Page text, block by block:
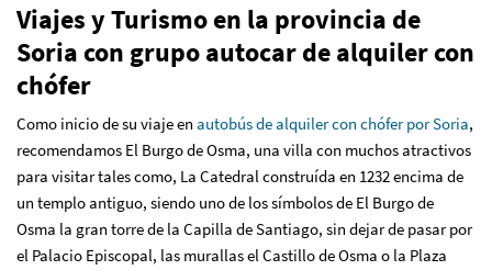
Viajes y Turismo en la provincia de
Soria con grupo autocar de alquiler con
chófer
Como inicio de su viaje en autobús de alquiler con chófer por Soria,
recomendamos El Burgo de Osma, una villa con muchos atractivos
para visitar tales como, La Catedral construída en 1232 encima de
un templo antiguo, siendo uno de los símbolos de El Burgo de
Osma la gran torre de la Capilla de Santiago, sin dejar de pasar por
el Palacio Episcopal, las murallas el Castillo de Osma o la Plaza